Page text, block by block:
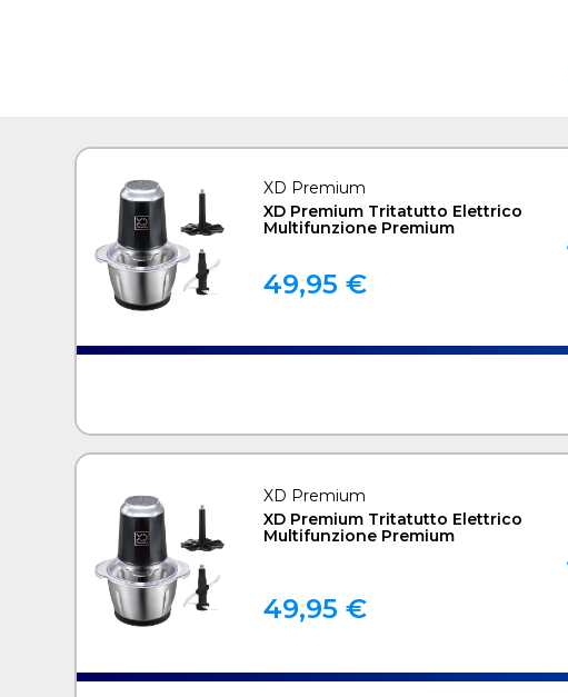
XD Premium
XD Premium Tritatutto Elettrico
Multifunzione Premium
49,95 €
XD Premium
XD Premium Tritatutto Elettrico
Multifunzione Premium
49,95 €